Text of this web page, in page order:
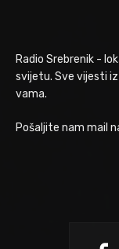
Radio Srebrenik -
svijetu. Sve vijesti
vama.
Pošaljite nam mail